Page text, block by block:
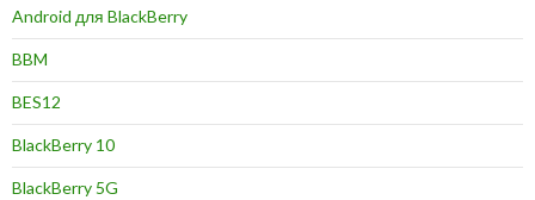
Android для BlackBerry
BBM
BES12
BlackBerry 10
BlackBerry 5G